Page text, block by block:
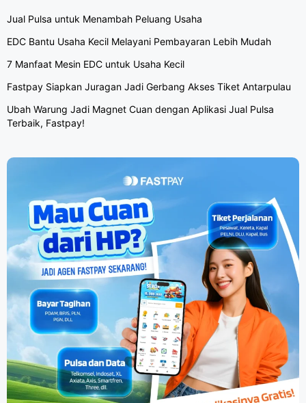
Jual Pulsa untuk Menambah Peluang Usaha
EDC Bantu Usaha Kecil Melayani Pembayaran Lebih Mudah
7 Manfaat Mesin EDC untuk Usaha Kecil
Fastpay Siapkan Juragan Jadi Gerbang Akses Tiket Antarpulau
Ubah Warung Jadi Magnet Cuan dengan Aplikasi Jual Pulsa
Terbaik, Fastpay!